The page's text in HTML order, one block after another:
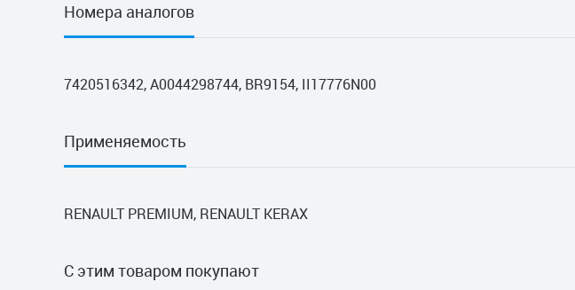
Номера аналогов
7420516342, A0044298744, BR9154, II17776N00
Применяемость
RENAULT PREMIUM, RENAULT KERAX
С этим товаром покупают